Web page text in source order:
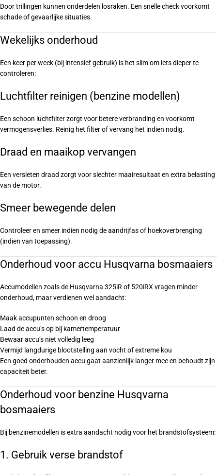
Door trillingen kunnen onderdelen losraken. Een snelle check voorkomt
schade of gevaarlijke situaties.
Wekelijks onderhoud
Een keer per week (bij intensief gebruik) is het slim om iets dieper te
controleren:
Luchtfilter reinigen (benzine modellen)
Een schoon luchtfilter zorgt voor betere verbranding en voorkomt
vermogensverlies. Reinig het filter of vervang het indien nodig.
Draad en maaikop vervangen
Een versleten draad zorgt voor slechter maairesultaat en extra belasting
van de motor.
Smeer bewegende delen
Controleer en smeer indien nodig de aandrijfas of hoekoverbrenging
(indien van toepassing).
Onderhoud voor accu Husqvarna bosmaaiers
Accumodellen zoals de Husqvarna 325iR of 520iRX vragen minder
onderhoud, maar verdienen wel aandacht:
Maak accupunten schoon en droog
Laad de accu’s op bij kamertemperatuur
Bewaar accu’s niet volledig leeg
Vermijd langdurige blootstelling aan vocht of extreme kou
Een goed onderhouden accu gaat aanzienlijk langer mee en behoudt zijn
capaciteit beter.
Onderhoud voor benzine Husqvarna
bosmaaiers
Bij benzinemodellen is extra aandacht nodig voor het brandstofsysteem:
1. Gebruik verse brandstof